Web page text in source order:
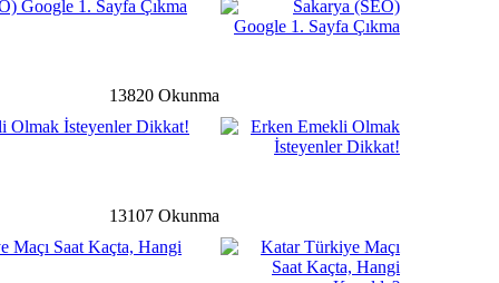
detay ›
Google 1. Sayfa Çıkma
13820 Okunma
Olmak İsteyenler Dikkat!
13107 Okunma
Maçı Saat Kaçta, Hangi